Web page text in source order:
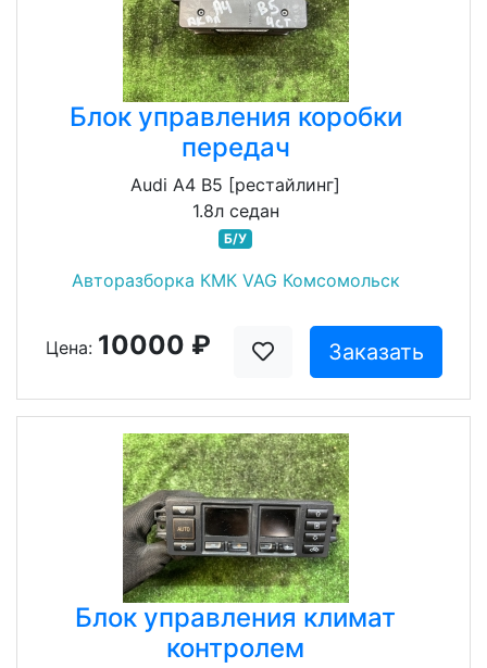
Блок управления коробки
передач
Audi A4 B5 [рестайлинг]
1.8л седан
Б/У
Авторазборка КМК VAG Комсомольск
Цена: 10000 ₽ Заказать
Блок управления климат
контролем